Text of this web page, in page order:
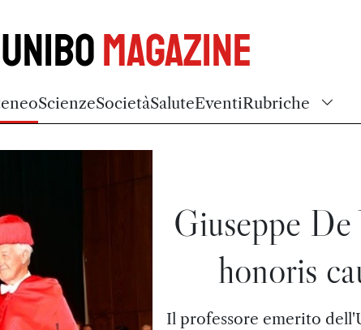
UniboMagazine
ScienzeSocietàSaluteEventiRubriche
Giuseppe
honoris
Il professore emerito